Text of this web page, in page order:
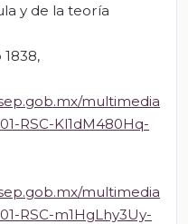
y de la teoría
multimedia
RSC-Kl1dM480Hq-
multimedia
RSC-m1HgLhy3Uy-